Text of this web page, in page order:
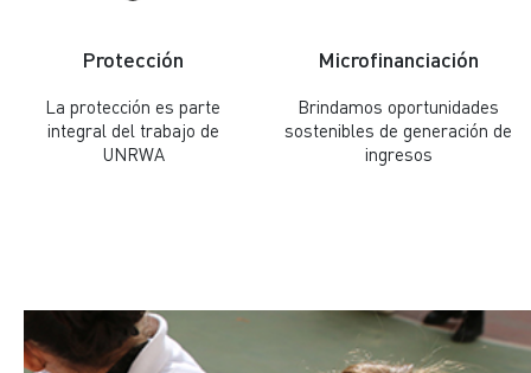
Protección
La protección es parte
integral del trabajo de
UNRWA
Microfinanciación
Brindamos oportunidades
sostenibles de generación de
ingresos